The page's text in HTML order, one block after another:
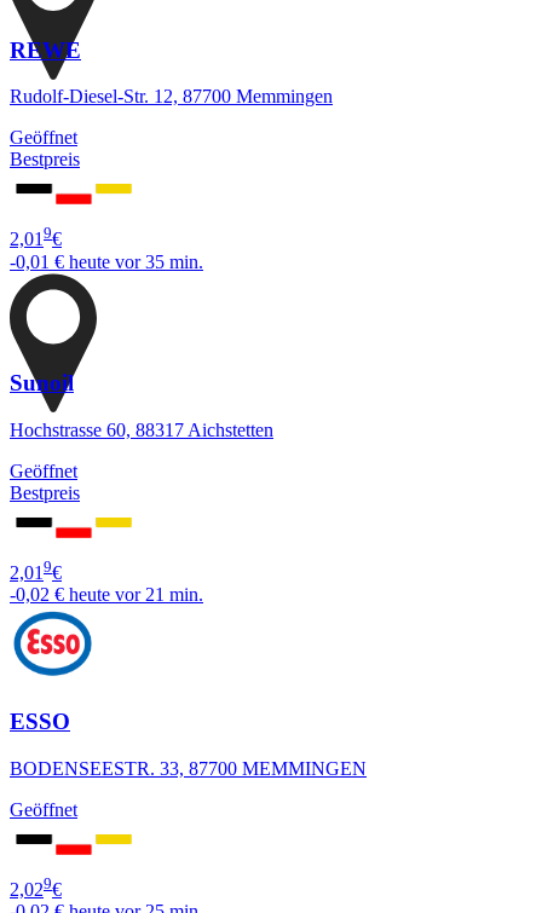
REWE
Rudolf-Diesel-Str. 12, 87700 Memmingen
Geöffnet
Bestpreis
2,019€
-0,01 € heute vor 35 min.
Sunoil
Hochstrasse 60, 88317 Aichstetten
Geöffnet
Bestpreis
2,019€
-0,02 € heute vor 21 min.
ESSO
BODENSEESTR. 33, 87700 MEMMINGEN
Geöffnet
2,029€